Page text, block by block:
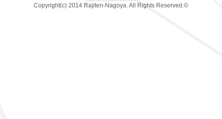
Copyright(c) 2014 Rajiten-Nagoya. All Rights Reserved.©